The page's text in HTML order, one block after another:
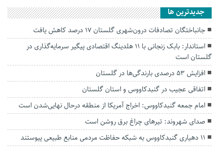
جديدترين ها
جانباختگان تصادفات درون‌شهری گلستان ۱۷ درصد کاهش یافت
استاندار: بابک زنجانی با ۱۱ هلدینگ اقتصادی پیگیر سرمایه‌گذاری در
گلستان است
افزایش ۵۳ درصدی بارندگی‌ها در گلستان
اتفاقی عجیب در‌ گنبدکاووس و استان گلستان
امام جمعه گنبدکاووس: اخراج آمریکا از منطقه درحال نهایی‌شدن است
صدای شهروند: تیرهای چراغ برق روشن است
۱۱ دهیاری گنبدکاووس به شبکه حفاظت مردمی منابع طبیعی پیوستند